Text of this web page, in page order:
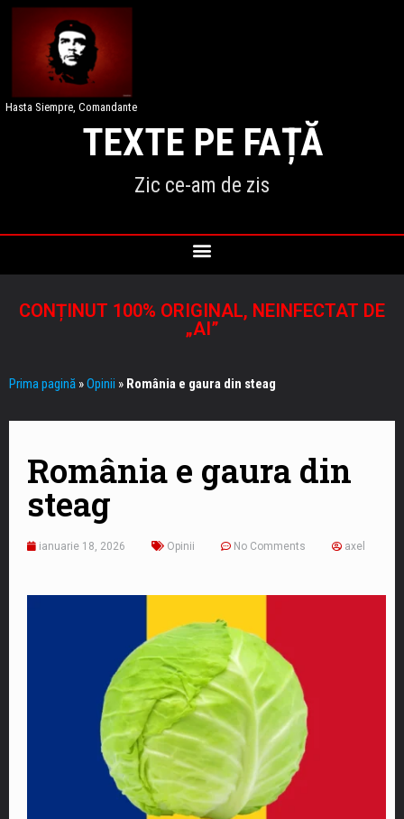
Hasta Siempre, Comandante
TEXTE PE FAȚĂ
Zic ce-am de zis
CONȚINUT 100% ORIGINAL, NEINFECTAT DE
„AI”
Prima pagină »Opinii » România e gaura din steag
România e gaura din
steag
ianuarie 18, 2026 Opinii No Comments axel